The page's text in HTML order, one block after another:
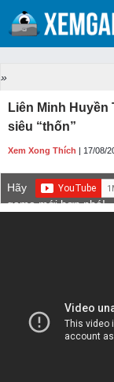
»
Liên Minh Huyền
siêu “thốn”
Xem Xong Thích | 17/08/
Hãy
game mới hơn nhé!